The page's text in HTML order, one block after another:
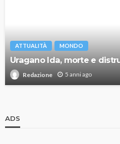
ATTUALITÀ MONDO
Uragano Ida, morte e
Redazione 5 anni ago
ADS